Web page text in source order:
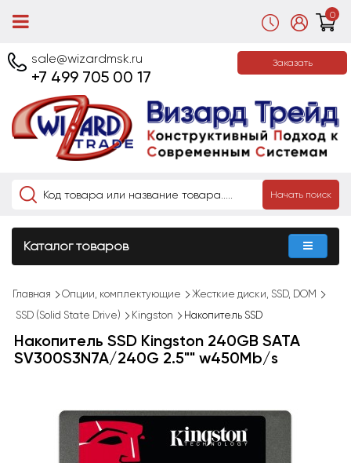
0
sale@wizardmsk.ru
+7 499 705 00 17
Заказать
Начать поиск
Каталог товаров
Главная Опции, комплектующие
Жесткие диски, SSD, DOM
SSD (Solid State Drive)
Kingston Накопитель SSD
Накопитель SSD Kingston 240GB SATA
SV300S3N7A/240G 2.5"" w450Mb/s